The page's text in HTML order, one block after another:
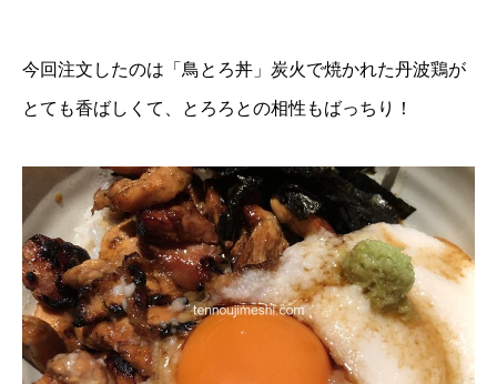
今回注文したのは「鳥とろ丼」炭火で焼かれた丹波鶏が
とても香ばしくて、とろろとの相性もばっちり！